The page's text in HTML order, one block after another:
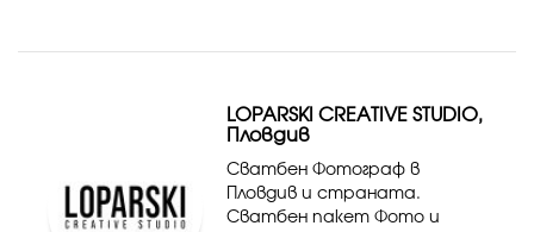
Пловдив.
LOPARSKI CREATIVE STUDIO,
Пловдив
Сватбен Фотограф в
Пловдив и страната.
Сватбен пакет Фото и